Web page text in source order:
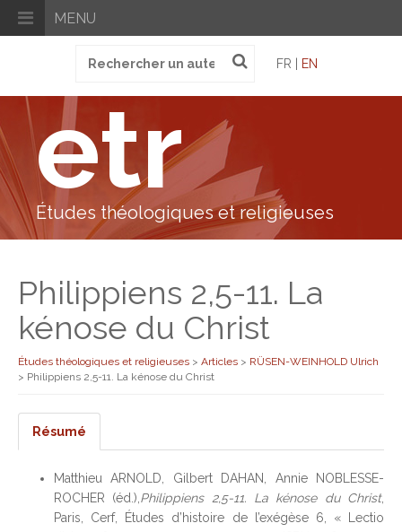
MENU
pour
FR | EN
etr
Études théologiques et religieuses
Philippiens 2,5-11. La
kénose du Christ
Études théologiques et religieuses > Articles > RÜSEN-WEINHOLD Ulrich
> Philippiens 2,5-11. La kénose du Christ
Résumé
Matthieu ARNOLD, Gilbert DAHAN, Annie NOBLESSE-
ROCHER (éd.), Philippiens 2,5-11. La kénose du Christ,
Paris, Cerf, Études d’histoire de l’exégèse 6, « Lectio